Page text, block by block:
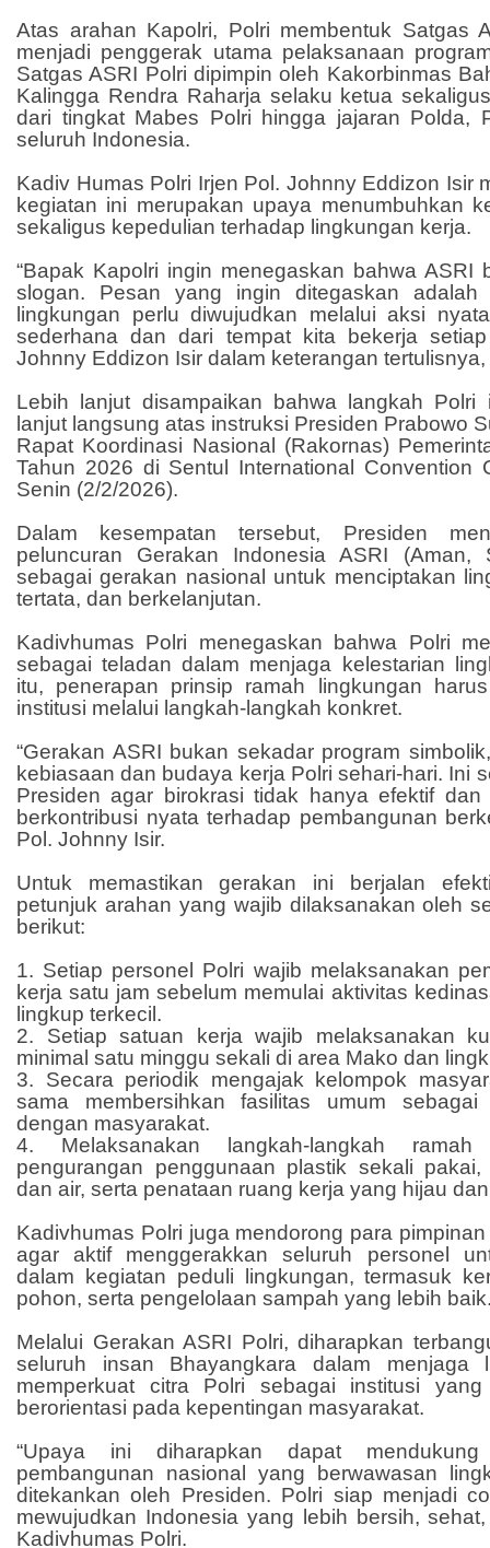
Atas arahan Kapolri, Polri membentuk Satgas
menjadi penggerak utama pelaksanaan
Satgas ASRI Polri dipimpin oleh Kakorbinmas
Kalingga Rendra Raharja selaku ketua
dari tingkat Mabes Polri hingga jajaran Polda,
seluruh Indonesia.
Kadiv Humas Polri Irjen Pol. Johnny Eddizon Isir
kegiatan ini merupakan upaya menumbuhkan
sekaligus kepedulian terhadap lingkungan kerja.
“Bapak Kapolri ingin menegaskan bahwa ASRI
slogan. Pesan yang ingin ditegaskan adalah
lingkungan perlu diwujudkan melalui aksi
sederhana dan dari tempat kita bekerja
Johnny Eddizon Isir dalam keterangan
Lebih lanjut disampaikan bahwa langkah Polri
lanjut langsung atas instruksi Presiden Prabowo
Rapat Koordinasi Nasional (Rakornas)
Tahun 2026 di Sentul International Convention
Senin (2/2/2026).
Dalam kesempatan tersebut, Presiden
peluncuran Gerakan Indonesia ASRI (Aman,
sebagai gerakan nasional untuk menciptakan
tertata, dan berkelanjutan.
Kadivhumas Polri menegaskan bahwa Polri
sebagai teladan dalam menjaga kelestarian
itu, penerapan prinsip ramah lingkungan
institusi melalui langkah-langkah konkret.
“Gerakan ASRI bukan sekadar program
kebiasaan dan budaya kerja Polri sehari-hari. Ini
Presiden agar birokrasi tidak hanya efektif
berkontribusi nyata terhadap pembangunan
Pol. Johnny Isir.
Untuk memastikan gerakan ini berjalan
petunjuk arahan yang wajib dilaksanakan oleh
berikut:
1. Setiap personel Polri wajib melaksanakan
kerja satu jam sebelum memulai aktivitas
lingkup terkecil.
2. Setiap satuan kerja wajib melaksanakan
minimal satu minggu sekali di area Mako dan
3. Secara periodik mengajak kelompok
sama membersihkan fasilitas umum
dengan masyarakat.
4. Melaksanakan langkah-langkah
pengurangan penggunaan plastik sekali
dan air, serta penataan ruang kerja yang hijau
Kadivhumas Polri juga mendorong para
agar aktif menggerakkan seluruh personel
dalam kegiatan peduli lingkungan, termasuk
pohon, serta pengelolaan sampah yang lebih
Melalui Gerakan ASRI Polri, diharapkan
seluruh insan Bhayangkara dalam menjaga
memperkuat citra Polri sebagai institusi
berorientasi pada kepentingan masyarakat.
“Upaya ini diharapkan dapat
pembangunan nasional yang berwawasan
ditekankan oleh Presiden. Polri siap menjadi
mewujudkan Indonesia yang lebih bersih,
Kadivhumas Polri.